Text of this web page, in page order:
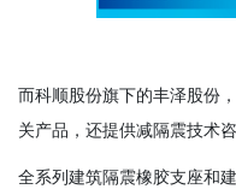
而科顺股份旗下的丰泽股份
关产品，还提供减隔震技术
全系列建筑隔震橡胶支座和